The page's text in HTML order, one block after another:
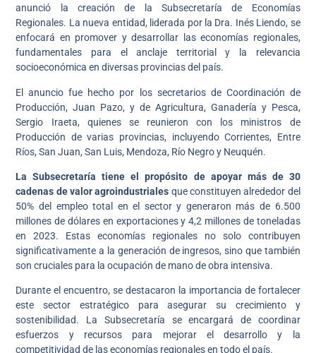
anunció la creación de la Subsecretaría de Economías
Regionales. La nueva entidad, liderada por la Dra. Inés Liendo, se
enfocará en promover y desarrollar las economías regionales,
fundamentales para el anclaje territorial y la relevancia
socioeconómica en diversas provincias del país.
El anuncio fue hecho por los secretarios de Coordinación de
Producción, Juan Pazo, y de Agricultura, Ganadería y Pesca,
Sergio Iraeta, quienes se reunieron con los ministros de
Producción de varias provincias, incluyendo Corrientes, Entre
Ríos, San Juan, San Luis, Mendoza, Río Negro y Neuquén.
La Subsecretaría tiene el propósito de apoyar más de 30
cadenas de valor agroindustriales que constituyen alrededor del
50% del empleo total en el sector y generaron más de 6.500
millones de dólares en exportaciones y 4,2 millones de toneladas
en 2023. Estas economías regionales no solo contribuyen
significativamente a la generación de ingresos, sino que también
son cruciales para la ocupación de mano de obra intensiva.
Durante el encuentro, se destacaron la importancia de fortalecer
este sector estratégico para asegurar su crecimiento y
sostenibilidad. La Subsecretaría se encargará de coordinar
esfuerzos y recursos para mejorar el desarrollo y la
competitividad de las economías regionales en todo el país.